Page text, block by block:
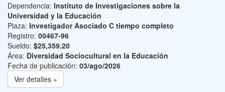
Dependencia: Instituto de Investigaciones sobre la
Universidad y la Educación
Plaza: Investigador Asociado C tiempo completo
Registro: 00467-96
Sueldo: $25,359.20
Área: Diversidad Sociocultural en la Educación
Fecha de publicación: 03/ago/2026
Ver detalles »